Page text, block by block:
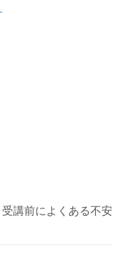
講前によくある不安